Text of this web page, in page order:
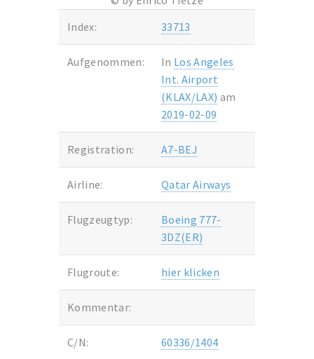
Index:
33713
Aufgenommen: In Los Angeles
Int. Airport
(KLAX/LAX) am
2019-02-09
Registration: A7-BEJ
Airline: Qatar Airways
Flugzeugtyp:
Boeing 777-
3DZ(ER)
Flugroute: hier klicken
Kommentar:
C/N: 60336/1404